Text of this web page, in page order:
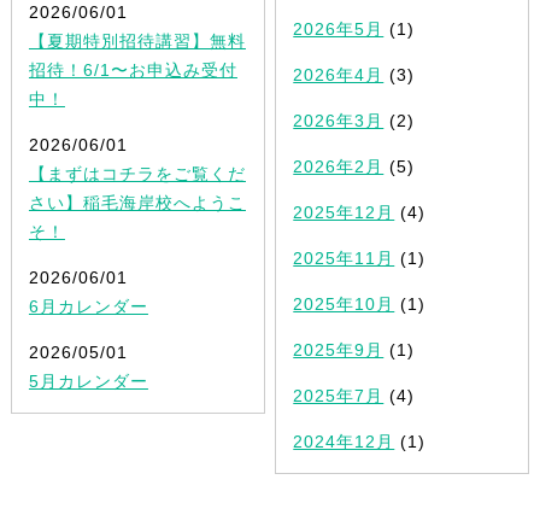
2026/06/01
【夏期特別招待講習】無料
招待！6/1〜お申込み受付
中！
2026/06/01
【まずはコチラをご覧くだ
さい】稲毛海岸校へようこ
そ！
2026/06/01
6月カレンダー
2026/05/01
5月カレンダー
2026年5月 (1)
2026年4月 (3)
2026年3月 (2)
2026年2月 (5)
2025年12月 (4)
2025年11月 (1)
2025年10月 (1)
2025年9月 (1)
2025年7月 (4)
2024年12月 (1)